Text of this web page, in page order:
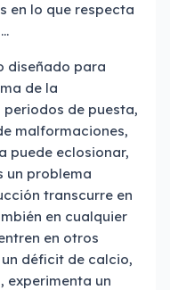
en lo que respecta
diseñado para
de la
de puesta,
malformaciones,
puede eclosionar,
un problema
transcurre en
en cualquier
en otros
déficit de calcio,
experimenta un